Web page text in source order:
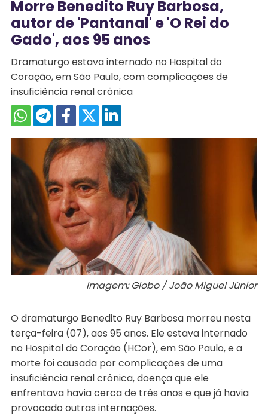
Morre Benedito Ruy Barbosa,
autor de 'Pantanal' e 'O Rei do
Gado', aos 95 anos
Dramaturgo estava internado no Hospital do
Coração, em São Paulo, com complicações de
insuficiência renal crônica
Imagem: Globo / João Miguel Júnior
O dramaturgo Benedito Ruy Barbosa morreu nesta
terça-feira (07), aos 95 anos. Ele estava internado
no Hospital do Coração (HCor), em São Paulo, e a
morte foi causada por complicações de uma
insuficiência renal crônica, doença que ele
enfrentava havia cerca de três anos e que já havia
provocado outras internações.